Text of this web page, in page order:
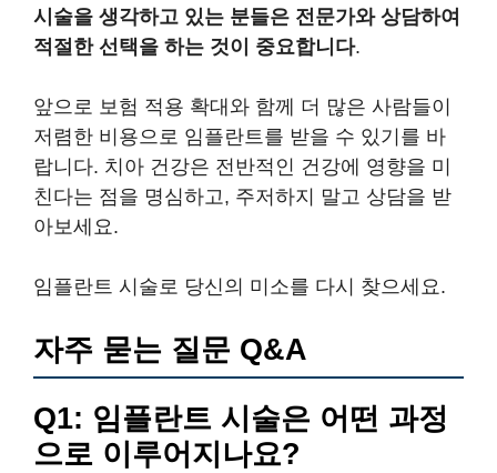
시술을 생각하고 있는 분들은 전문가와 상담하여
적절한 선택을 하는 것이 중요합니다.
앞으로 보험 적용 확대와 함께 더 많은 사람들이
저렴한 비용으로 임플란트를 받을 수 있기를 바
랍니다. 치아 건강은 전반적인 건강에 영향을 미
친다는 점을 명심하고, 주저하지 말고 상담을 받
아보세요.
임플란트 시술로 당신의 미소를 다시 찾으세요.
자주 묻는 질문 Q&A
Q1: 임플란트 시술은 어떤 과정
으로 이루어지나요?